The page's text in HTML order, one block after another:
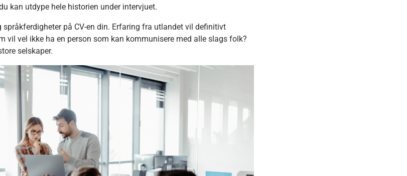
kan utdype hele historien under intervjuet.
på CV-en din. Erfaring fra utlandet vil definitivt
vil vel ikke ha en person som kan kommunisere med alle slags folk?
selskaper.